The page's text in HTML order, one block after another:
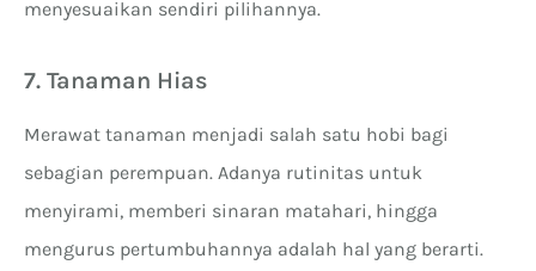
menyesuaikan sendiri pilihannya.
7. Tanaman Hias
Merawat tanaman menjadi salah satu hobi bagi
sebagian perempuan. Adanya rutinitas untuk
menyirami, memberi sinaran matahari, hingga
mengurus pertumbuhannya adalah hal yang berarti.